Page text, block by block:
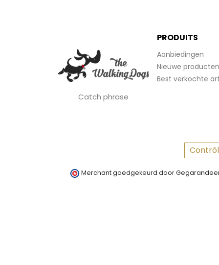
Catch phrase
PRODUITS
Aanbiedingen
Nieuwe producten
Best verkochte
Merchant goedgekeurd door